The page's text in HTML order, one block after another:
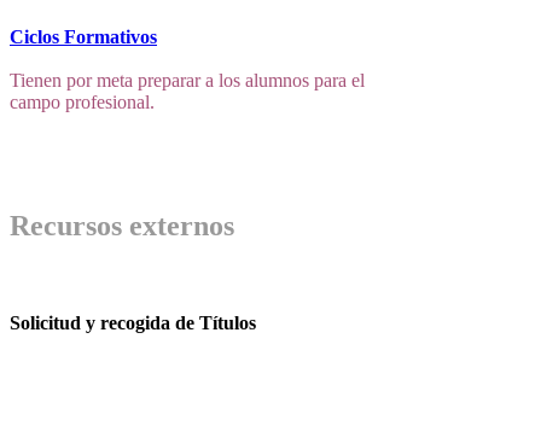
Ciclos Formativos
Tienen por meta preparar a los alumnos para el
campo profesional.
Recursos externos
Solicitud y recogida de Títulos